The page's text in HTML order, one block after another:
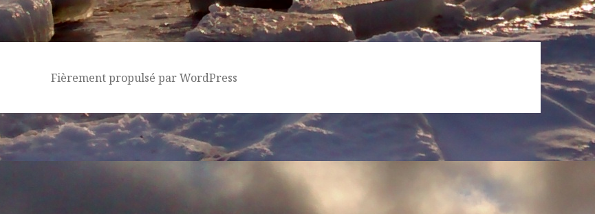
Fièrement propulsé par WordPress